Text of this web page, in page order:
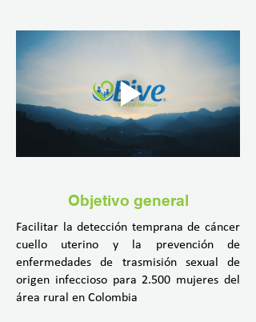
Objetivo general
Facilitar la detección temprana de cáncer
cuello uterino y la prevención de
enfermedades de trasmisión sexual de
origen infeccioso para 2.500 mujeres del
área rural en Colombia